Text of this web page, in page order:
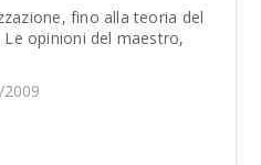
fino alla teoria del
opinioni del maestro,